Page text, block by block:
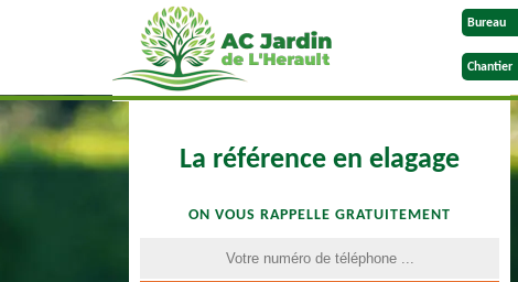
Bureau
Chantier
La référence en elagage
ON VOUS RAPPELLE GRATUITEMENT